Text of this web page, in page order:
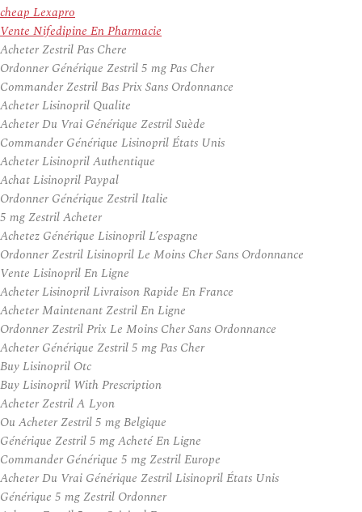
cheap Lexapro
Vente Nifedipine En Pharmacie
Acheter Zestril Pas Chere
Ordonner Générique Zestril 5 mg Pas Cher
Commander Zestril Bas Prix Sans Ordonnance
Acheter Lisinopril Qualite
Acheter Du Vrai Générique Zestril Suède
Commander Générique Lisinopril États Unis
Acheter Lisinopril Authentique
Achat Lisinopril Paypal
Ordonner Générique Zestril Italie
5 mg Zestril Acheter
Achetez Générique Lisinopril L’espagne
Ordonner Zestril Lisinopril Le Moins Cher Sans Ordonnance
Vente Lisinopril En Ligne
Acheter Lisinopril Livraison Rapide En France
Acheter Maintenant Zestril En Ligne
Ordonner Zestril Prix Le Moins Cher Sans Ordonnance
Acheter Générique Zestril 5 mg Pas Cher
Buy Lisinopril Otc
Buy Lisinopril With Prescription
Acheter Zestril A Lyon
Ou Acheter Zestril 5 mg Belgique
Générique Zestril 5 mg Acheté En Ligne
Commander Générique 5 mg Zestril Europe
Acheter Du Vrai Générique Zestril Lisinopril États Unis
Générique 5 mg Zestril Ordonner